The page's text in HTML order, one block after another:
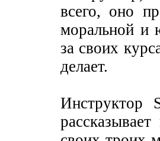
всего, оно
моральной и
за своих
делает.